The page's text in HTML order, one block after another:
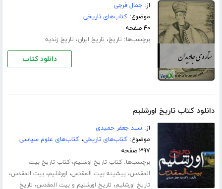
از:جمال فرجی
موضوع:کتاب‌های تاریخی
۴۰ صفحه
برچسب‌ها: تاریخ، تاریخ ایران، تاریخ زندیه
دانلود کتاب
دانلود کتاب تاریخ اورشلیم
از:سید جعفر حمیدی
موضوع:کتاب‌های تاریخی،کتاب‌های علوم سیاسی
۳۹۷ صفحه
برچسب‌ها:کتاب تاریخ اوشلیم،کتاب تاریخ بیت
المقدس، پیشینه بیت المقدس، اورشلیم،بیت المقدس،
تاریخ اورشلیم، تاریخ اورشلیم و بیت المقدس، تاریخ